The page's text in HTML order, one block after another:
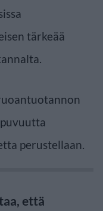
tärkeää
perustellaan.
että